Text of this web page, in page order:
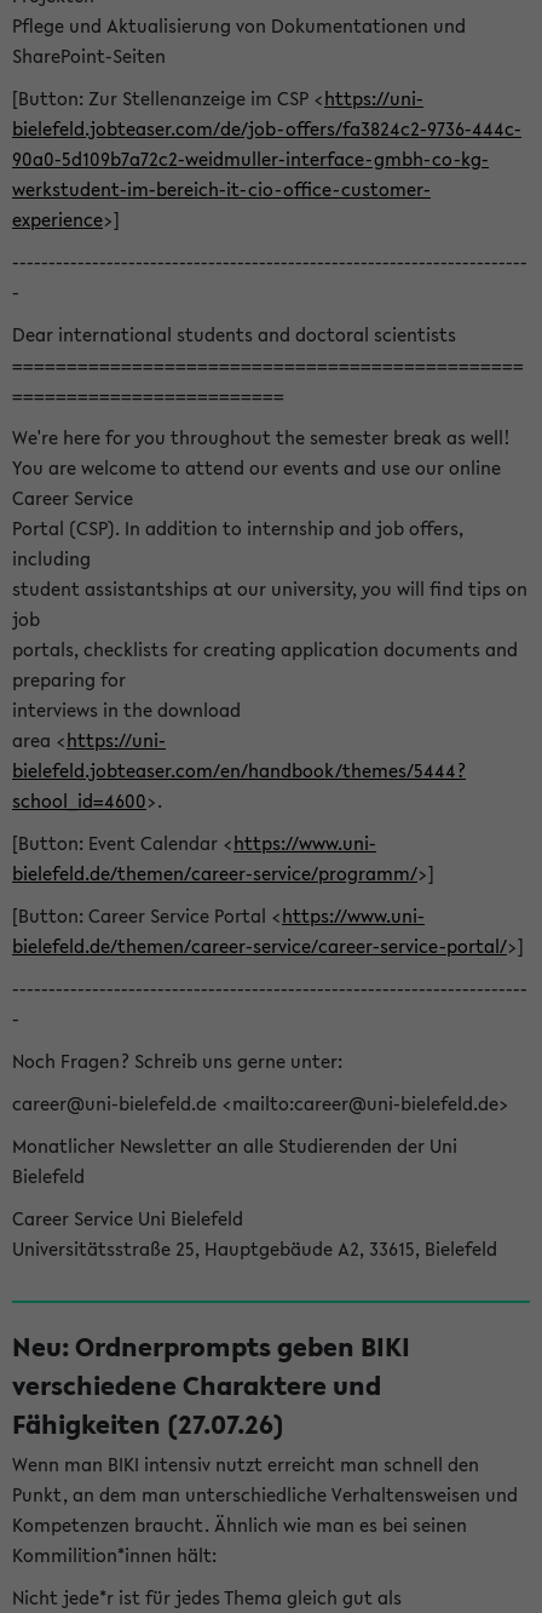
Pflege und Aktualisierung von Dokumentationen und
SharePoint-Seiten
[Button: Zur Stellenanzeige im CSP <https://uni-
bielefeld.jobteaser.com/de/job-offers/fa3824c2-9736-444c-
90a0-5d109b7a72c2-weidmuller-interface-gmbh-co-kg-
werkstudent-im-bereich-it-cio-office-customer-
experience>]
-----------------------------------------------------------------------
-
Dear international students and doctoral scientists
===============================================
=========================
We're here for you throughout the semester break as well!
You are welcome to attend our events and use our online
Career Service
Portal (CSP). In addition to internship and job offers,
including
student assistantships at our university, you will find tips on
job
portals, checklists for creating application documents and
preparing for
interviews in the download
area <https://uni-
bielefeld.jobteaser.com/en/handbook/themes/5444?
school_id=4600>.
[Button: Event Calendar <https://www.uni-
bielefeld.de/themen/career-service/programm/>]
[Button: Career Service Portal <https://www.uni-
bielefeld.de/themen/career-service/career-service-portal/>]
-----------------------------------------------------------------------
-
Noch Fragen? Schreib uns gerne unter:
career@uni-bielefeld.de <mailto:career@uni-bielefeld.de>
Monatlicher Newsletter an alle Studierenden der Uni
Bielefeld
Career Service Uni Bielefeld
Universitätsstraße 25, Hauptgebäude A2, 33615, Bielefeld
Neu: Ordnerprompts geben BIKI
verschiedene Charaktere und
Fähigkeiten (27.07.26)
Wenn man BIKI intensiv nutzt erreicht man schnell den
Punkt, an dem man unterschiedliche Verhaltensweisen und
Kompetenzen braucht. Ähnlich wie man es bei seinen
Kommilition*innen hält:
Nicht jede*r ist für jedes Thema gleich gut als